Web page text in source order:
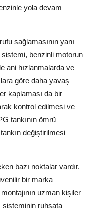
yola devam
sağlamasının yanı
sistemi, benzinli motorun
ani hızlanmalarda ve
göre daha yavaş
kaplaması da bir
kontrol edilmesi ve
tankının ömrü
değiştirilmesi
bazı noktalar vardır.
bir marka
uzman kişiler
sisteminin ruhsata